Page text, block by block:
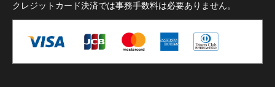
クレジットカード決済では事務手数料は必要ありません。